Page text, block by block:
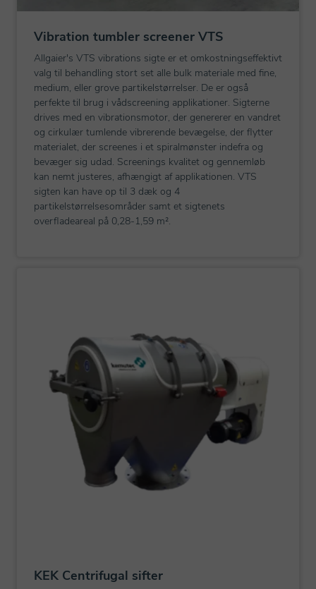
Vibration tumbler screener VTS
Allgaier's VTS vibrations sigte er et omkostningseffektivt
valg til behandling stort set alle bulk materiale med fine,
medium, eller grove partikelstørrelser. De er også
perfekte til brug i vådscreening applikationer. Sigterne
drives med en vibrationsmotor, der genererer en vandret
og cirkulær tumlende vibrerende bevægelse, der flytter
materialet, der screenes i et spiralmønster indefra og
bevæger sig udad. Screenings kvalitet og gennemløb
kan nemt justeres, afhængigt af applikationen. VTS
sigten kan have op til 3 dæk og 4
partikelstørrelsesområder samt et sigtenets
overfladeareal på 0,28-1,59 m².
KEK Centrifugal sifter